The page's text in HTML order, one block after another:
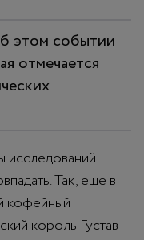
этом событии
отмечается
исследований
Так, еще в
кофейный
король Густав